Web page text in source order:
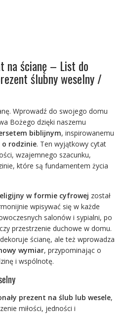
na ścianę – List do
ślubny weselny /
Wprowadź do swojego domu
Bożego dzięki naszemu
biblijnym, inspirowanemu
o rodzinie. Ten wyjątkowy cytat
wzajemnego szacunku,
które są fundamentem życia
w formie cyfrowej został
wpisywać się w każde
salonów i sypialni, po
przestrzenie duchowe w domu.
ścianę, ale też wprowadza
wymiar, przypominając o
i wspólnotę.
prezent na ślub lub wesele,
miłości, jedności i